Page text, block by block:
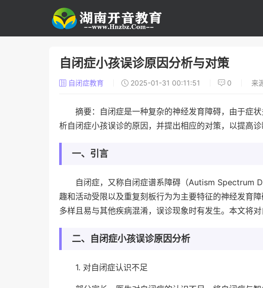
自闭症小孩误诊原因分析与对策
自闭症教育 2025-01-31 00:11:51 0 来
摘要：自闭症是一种复杂的神经发育障碍，由于症
析自闭症小孩误诊的原因，并提出相应的对策，以提高
一、引言
自闭症，又称自闭症谱系障碍（Autism Spectrum
趣和活动受限以及重复刻板行为为主要特征的神经发育
多样且易与其他疾病混淆，误诊现象时有发生。本文将
二、自闭症小孩误诊原因分析
1. 对自闭症认识不足